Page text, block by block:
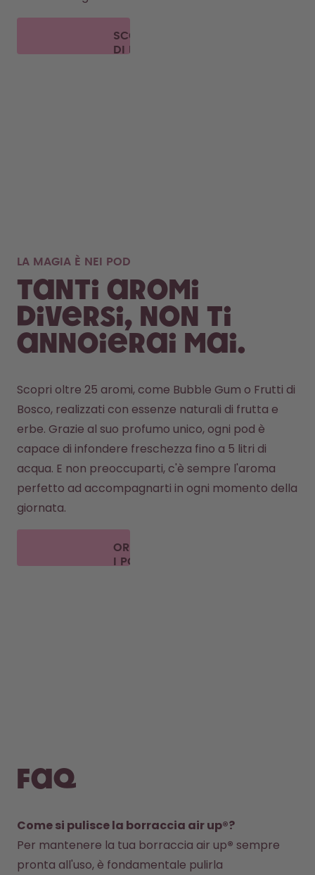
SCOPRI
DI PIÙ
LA MAGIA È NEI POD
Tanti aromi
diversi, non ti
annoierai mai.
Scopri oltre 25 aromi, come Bubble Gum o Frutti di
Bosco, realizzati con essenze naturali di frutta e
erbe. Grazie al suo profumo unico, ogni pod è
capace di infondere freschezza fino a 5 litri di
acqua. E non preoccuparti, c'è sempre l'aroma
perfetto ad accompagnarti in ogni momento della
giornata.
ORDINA
I POD
FAQ
Come si pulisce la borraccia air up®?
Per mantenere la tua borraccia air up® sempre
pronta all'uso, è fondamentale pulirla